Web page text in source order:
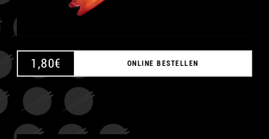
1,80€ ONLINE BESTELLEN